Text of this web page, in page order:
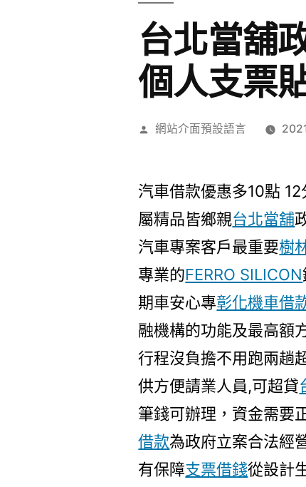
台北當舖
個人支票
作
網站介面預設語言
汽車借款優惠多10點
屬精品皆鄉親台北當舖
汽車專案客戶最重要樹
專業的FERRO SILICON
期車安心專彰化機車借
融機構的功能及最高額
行程沒負擔不用跑兩趟
供方便請業人員,可超貸
筆錢可辦理，資金需要
借款為政府立案合法經
有保障支票借錢從設計